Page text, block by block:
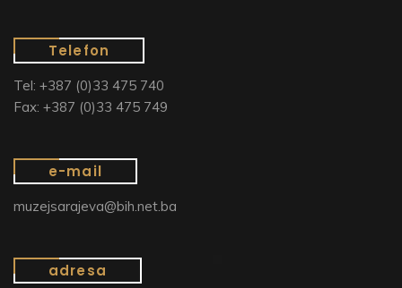
Telefon
Tel: +387 (0)33 475 740
Fax: +387 (0)33 475 749
e-mail
muzejsarajeva@bih.net.ba
adresa